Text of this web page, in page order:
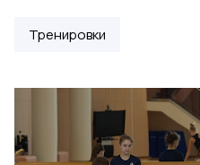
Тренировки